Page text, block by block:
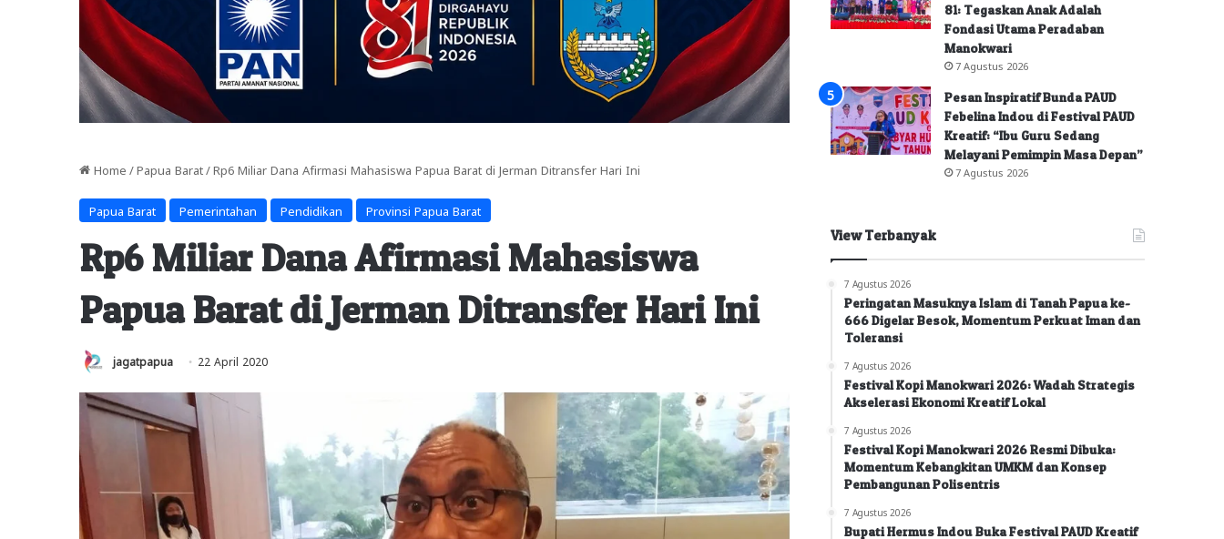
Home / Papua Barat / Rp6 Miliar Dana Afirmasi Mahasiswa Papua Barat di Jerman Ditransfer Hari Ini
Papua Barat Pemerintahan Pendidikan Provinsi Papua Barat
Rp6 Miliar Dana Afirmasi Mahasiswa
Papua Barat di Jerman Ditransfer Hari Ini
jagatpapua 22 April 2020
81: Tegaskan Anak Adalah
Fondasi Utama Peradaban
Manokwari
7 Agustus 2026
Pesan Inspiratif Bunda PAUD
Febelina Indou di Festival PAUD
Kreatif: “Ibu Guru Sedang
Melayani Pemimpin Masa Depan”
7 Agustus 2026
View Terbanyak
7 Agustus 2026
Peringatan Masuknya Islam di Tanah Papua ke-
666 Digelar Besok, Momentum Perkuat Iman dan
Toleransi
7 Agustus 2026
Festival Kopi Manokwari 2026: Wadah Strategis
Akselerasi Ekonomi Kreatif Lokal
7 Agustus 2026
Festival Kopi Manokwari 2026 Resmi Dibuka:
Momentum Kebangkitan UMKM dan Konsep
Pembangunan Polisentris
7 Agustus 2026
Bupati Hermus Indou Buka Festival PAUD Kreatif